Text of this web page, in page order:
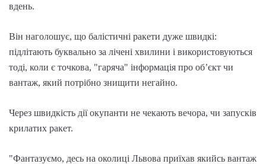
вдень.
Він наголошує, що балістичні ракети дуже швидкі:
підлітають буквально за лічені хвилини і використовуються
тоді, коли є точкова, "гаряча" інформація про об’єкт чи
вантаж, який потрібно знищити негайно.
Через швидкість дії окупанти не чекають вечора, чи запусків
крилатих ракет.
"Фантазуємо, десь на околиці Львова приїхав якийсь вантаж